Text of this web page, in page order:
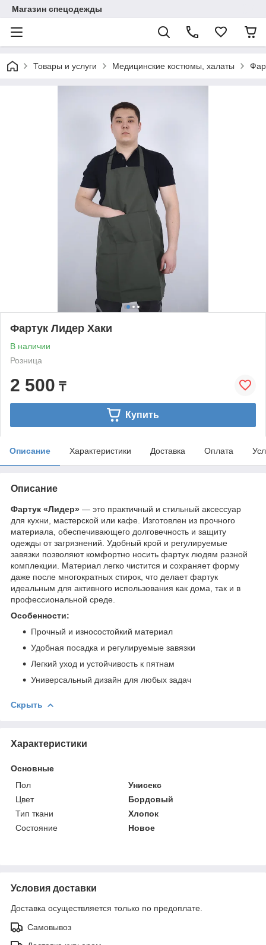
Магазин спецодежды
Товары и услуги Медицинские костюмы, халаты
Фартук Лидер Хаки
В наличии
Розница
2 500 ₸
Купить
Описание Характеристики Доставка Оплата
Описание
Фартук «Лидер» — это практичный и стильный аксессуар
для кухни, мастерской или кафе. Изготовлен из прочного
материала, обеспечивающего долговечность и защиту
одежды от загрязнений. Удобный крой и регулируемые
завязки позволяют комфортно носить фартук людям разной
комплекции. Материал легко чистится и сохраняет форму
даже после многократных стирок, что делает фартук
идеальным для активного использования как дома, так и в
профессиональной среде.
Особенности:
Прочный и износостойкий материал
Удобная посадка и регулируемые завязки
Легкий уход и устойчивость к пятнам
Универсальный дизайн для любых задач
Скрыть
Характеристики
Основные
Пол
Унисекс
Цвет
Бордовый
Тип ткани
Хлопок
Состояние
Новое
Условия доставки
Доставка осуществляется только по предоплате.
Самовывоз